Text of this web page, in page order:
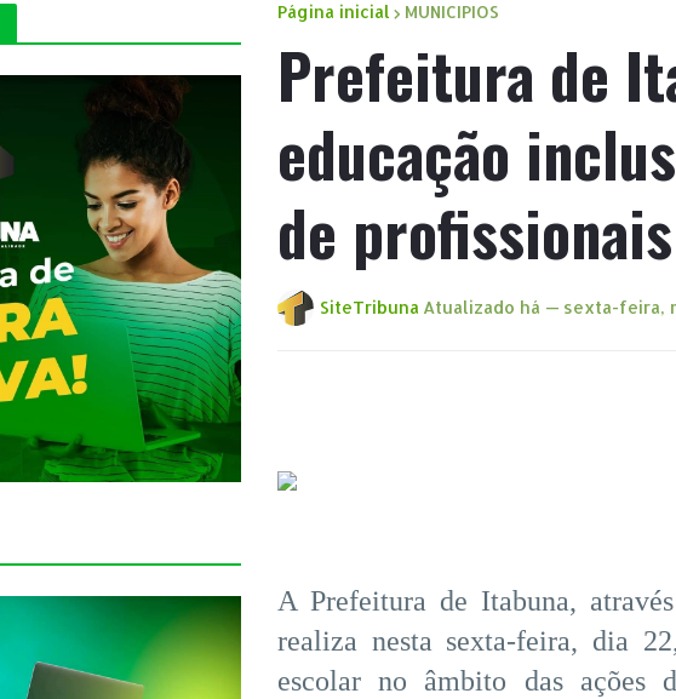
Página inicial MUNICIPIOS
Prefeitura de
educação
de
SiteTribuna Atualizado há — sexta-feira,
A Prefeitura de Itabuna,
realiza nesta sexta-feira, dia
escolar no âmbito das ações